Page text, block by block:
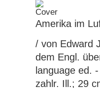
Amerika im
/ von Edward
dem Engl.
language ed.
zahlr. Ill.; 29